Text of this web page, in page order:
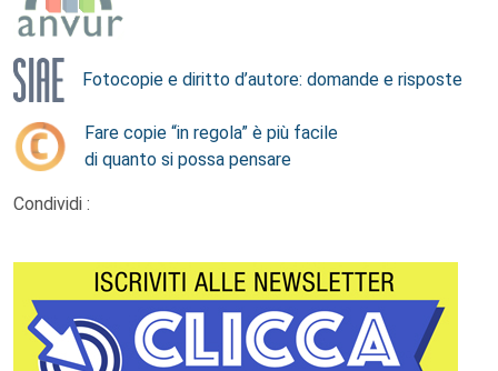
Fotocopie e diritto d’autore: domande e risposte
Fare copie “in regola” è più facile
di quanto si possa pensare
Condividi :